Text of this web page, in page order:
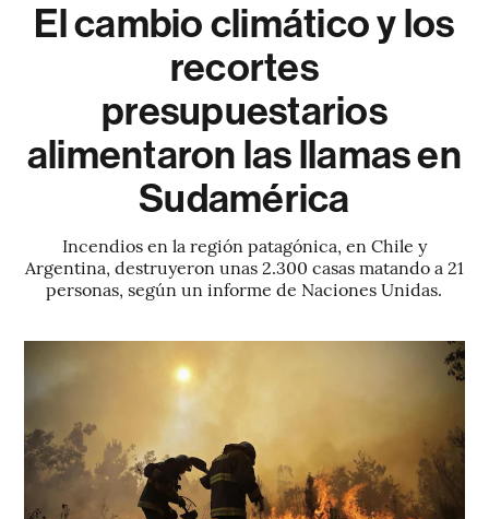
El cambio climático y los
recortes
presupuestarios
alimentaron las llamas en
Sudamérica
Incendios en la región patagónica, en Chile y
Argentina, destruyeron unas 2.300 casas matando a 21
personas, según un informe de Naciones Unidas.